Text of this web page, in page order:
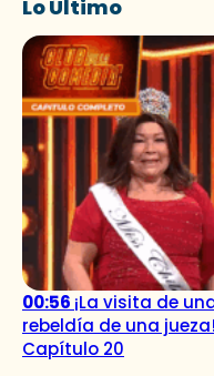
Lo Último
00:56 ¡La visita de
rebeldía de una
Capítulo 20